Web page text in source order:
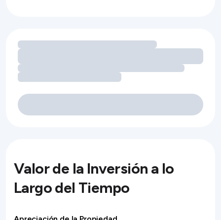
Cargando oportunidades de ingresos por servicios
Valor de la Inversión a lo
Largo del Tiempo